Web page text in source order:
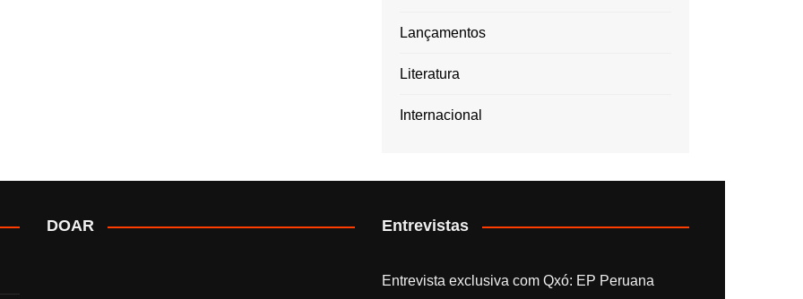
Lançamentos
Literatura
Internacional
DOAR Entrevistas
Entrevista exclusiva com Qxó: EP Peruana